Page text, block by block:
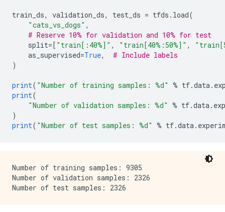
train_ds, validation_ds, test_ds = tfds . load(
"cats_vs_dogs" ,
# Reserve 10% for validation and 10% for test
split=[ "train[:40%]" , "train[40%:50%]" ,
as_supervised=True,
# Include labels
)
print( "Number of training samples: %d" % tf.data.
print(
"Number of validation samples: %d" % tf.data.
)
print( "Number of test samples: %d" % tf.data.
Number of training samples: 9305
Number of validation samples: 2326